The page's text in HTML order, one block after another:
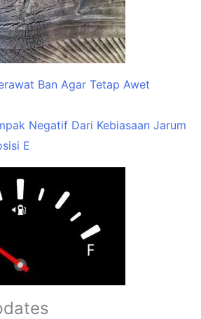
Ban Agar Tetap Awet
Negatif Dari Kebiasaan Jarum
E